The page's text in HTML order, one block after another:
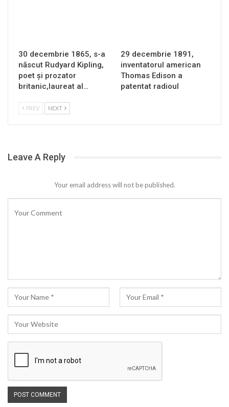
30 decembrie 1865, s-a
născut Rudyard Kipling,
poet și prozator
britanic,laureat al…
29 decembrie 1891,
inventatorul american
Thomas Edison a
patentat radioul
PREV NEXT
Leave A Reply
Your email address will not be published.